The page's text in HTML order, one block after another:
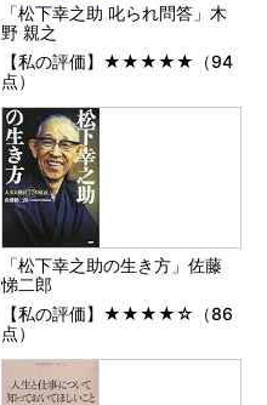
「松下幸之助 叱られ問答」木
野 親之
【私の評価】★★★★★（94
点）
「松下幸之助の生き方」佐藤
悌二郎
【私の評価】★★★★☆（86
点）